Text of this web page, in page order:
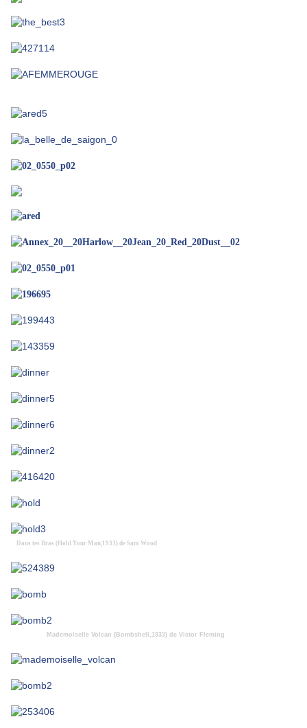
Dans tes Bras (Hold Your Man,1933) de Sam Wood
Mademoiselle Volcan (Bombshell,1933) de Victor Fleming